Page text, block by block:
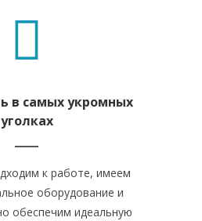
в самых укромных
уголках
к работе, имеем
оборудование и
обеспечим идеальную